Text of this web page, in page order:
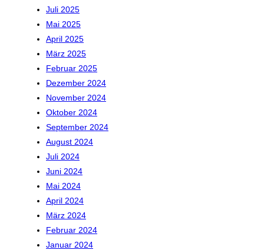
Juli 2025
Mai 2025
April 2025
März 2025
Februar 2025
Dezember 2024
November 2024
Oktober 2024
September 2024
August 2024
Juli 2024
Juni 2024
Mai 2024
April 2024
März 2024
Februar 2024
Januar 2024